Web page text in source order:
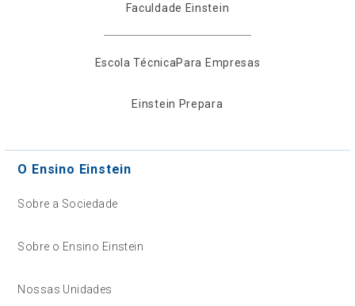
Faculdade Einstein
Escola TécnicaPara Empresas
Einstein Prepara
O Ensino Einstein
Sobre a Sociedade
Sobre o Ensino Einstein
Nossas Unidades